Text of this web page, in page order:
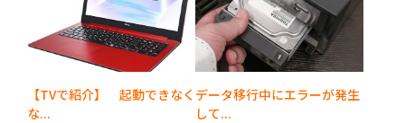
【TVで紹介】 起動できなく
な...
データ移行中にエラーが発生
して...